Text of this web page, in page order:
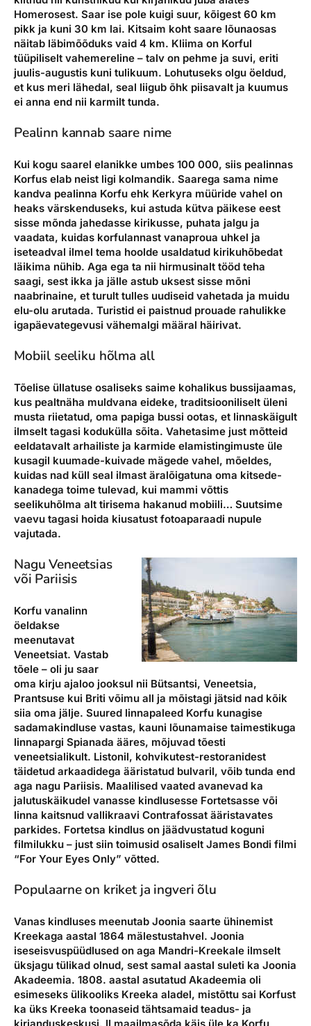
Homerosest. Saar ise pole kuigi suur, kõigest 60 km
pikk ja kuni 30 km lai. Kitsaim koht saare lõunaosas
näitab läbimõõduks vaid 4 km. Kliima on Korful
tüüpiliselt vahemereline – talv on pehme ja suvi, eriti
juulis-augustis kuni tulikuum. Lohutuseks olgu öeldud,
et kus meri lähedal, seal liigub õhk piisavalt ja kuumus
ei anna end nii karmilt tunda.
Pealinn kannab saare nime
Kui kogu saarel elanikke umbes 100 000, siis pealinnas
Korfus elab neist ligi kolmandik. Saarega sama nime
kandva pealinna Korfu ehk Kerkyra müüride vahel on
heaks värskenduseks, kui astuda kütva päikese eest
sisse mõnda jahedasse kirikusse, puhata jalgu ja
vaadata, kuidas korfulannast vanaproua uhkel ja
iseteadval ilmel tema hoolde usaldatud kirikuhõbedat
läikima nühib. Aga ega ta nii hirmusinalt tööd teha
saagi, sest ikka ja jälle astub uksest sisse mõni
naabrinaine, et turult tulles uudiseid vahetada ja muidu
elu-olu arutada. Turistid ei paistnud prouade rahulikke
igapäevategevusi vähemalgi määral häirivat.
Mobiil seeliku hõlma all
Tõelise üllatuse osaliseks saime kohalikus bussijaamas,
kus pealtnäha muldvana eideke, traditsiooniliselt üleni
musta riietatud, oma papiga bussi ootas, et linnaskäigult
ilmselt tagasi kodukülla sõita. Vahetasime just mõtteid
eeldatavalt arhailiste ja karmide elamistingimuste üle
kusagil kuumade-kuivade mägede vahel, mõeldes,
kuidas nad küll seal ilmast äralõigatuna oma kitsede-
kanadega toime tulevad, kui mammi võttis
seelikuhõlma alt tirisema hakanud mobiili… Suutsime
vaevu tagasi hoida kiusatust fotoaparaadi nupule
vajutada.
Nagu Veneetsias
või Pariisis
Korfu vanalinn
öeldakse
meenutavat
Veneetsiat. Vastab
tõele – oli ju saar
oma kirju ajaloo jooksul nii Bütsantsi, Veneetsia,
Prantsuse kui Briti võimu all ja mõistagi jätsid nad kõik
siia oma jälje. Suured linnapaleed Korfu kunagise
sadamakindluse vastas, kauni lõunamaise taimestikuga
linnapargi Spianada ääres, mõjuvad tõesti
veneetsialikult. Listonil, kohvikutest-restoranidest
täidetud arkaadidega ääristatud bulvaril, võib tunda end
aga nagu Pariisis. Maalilised vaated avanevad ka
jalutuskäikudel vanasse kindlusesse Fortetsasse või
linna kaitsnud vallikraavi Contrafossat ääristavates
parkides. Fortetsa kindlus on jäädvustatud koguni
filmilukku – just siin toimusid osaliselt James Bondi filmi
“For Your Eyes Only” võtted.
Populaarne on kriket ja ingveri õlu
Vanas kindluses meenutab Joonia saarte ühinemist
Kreekaga aastal 1864 mälestustahvel. Joonia
iseseisvuspüüdlused on aga Mandri-Kreekale ilmselt
üksjagu tülikad olnud, sest samal aastal suleti ka Joonia
Akadeemia. 1808. aastal asutatud Akadeemia oli
esimeseks ülikooliks Kreeka aladel, mistõttu sai Korfust
ka üks Kreeka toonaseid tähtsamaid teadus- ja